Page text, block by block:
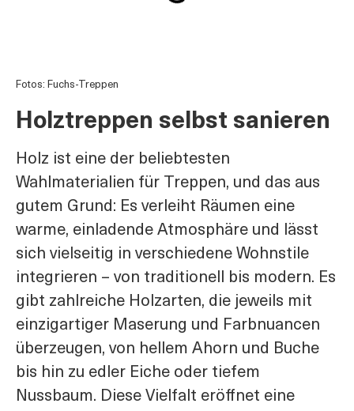
Fotos: Fuchs-Treppen
Holztreppen selbst sanieren
Holz ist eine der beliebtesten
Wahlmaterialien für Treppen, und das aus
gutem Grund: Es verleiht Räumen eine
warme, einladende Atmosphäre und lässt
sich vielseitig in verschiedene Wohnstile
integrieren – von traditionell bis modern. Es
gibt zahlreiche Holzarten, die jeweils mit
einzigartiger Maserung und Farbnuancen
überzeugen, von hellem Ahorn und Buche
bis hin zu edler Eiche oder tiefem
Nussbaum. Diese Vielfalt eröffnet eine